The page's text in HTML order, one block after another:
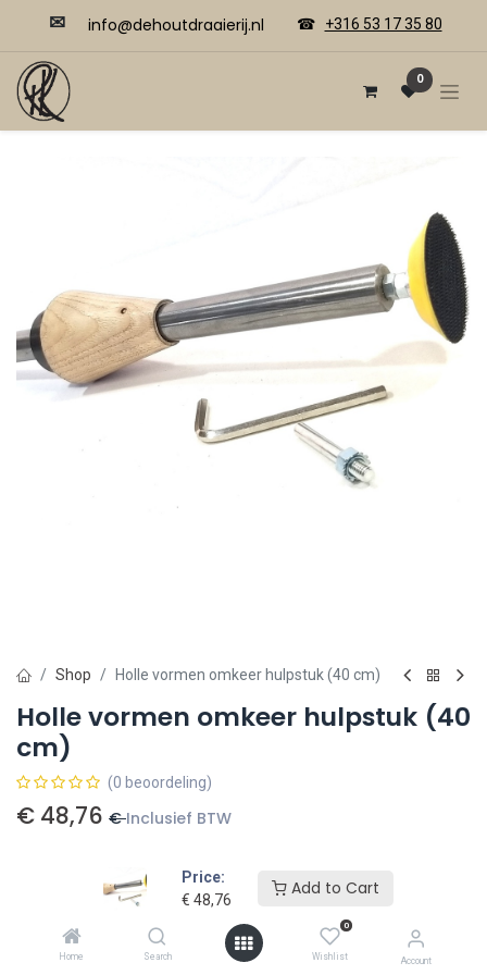
Price:
€ 48,76
Add to Cart
Home Search
0
Wishlist Account
✉ ​​info@dehoutdraaierij.nl ☎ +316 53 17 35 80
0
Shop Holle vormen omkeer hulpstuk (40 cm)
Holle vormen omkeer hulpstuk (40
cm)
(0 beoordeling)
€ 48,76 € Inclusief BTW
Toevoegen aan winkelmandje